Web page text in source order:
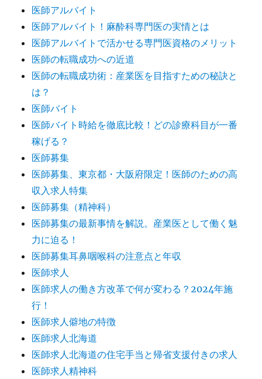
医師アルバイト
医師アルバイト！麻酔科専門医の実情とは
医師アルバイトで活かせる専門医資格のメリット
医師の転職成功への近道
医師の転職成功術：産業医を目指すための秘訣と
は？
医師バイト
医師バイト時給を徹底比較！どの診療科目が一番
稼げる？
医師募集
医師募集、東京都・大阪府限定！医師のための高
収入求人特集
医師募集（精神科）
医師募集の最新事情を解説。産業医として働く魅
力に迫る！
医師募集耳鼻咽喉科の注意点と年収
医師求人
医師求人の働き方改革で何が変わる？2024年施
行！
医師求人僻地の特徴
医師求人北海道
医師求人北海道の住宅手当と帰省支援付きの求人
医師求人精神科